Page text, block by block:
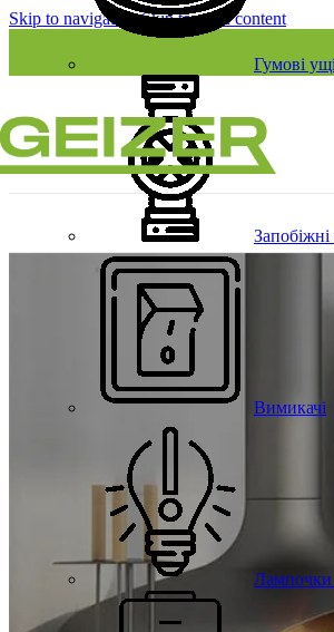
Skip to navigationSkip to main content
Гумові
Вимикачі
Лампочки